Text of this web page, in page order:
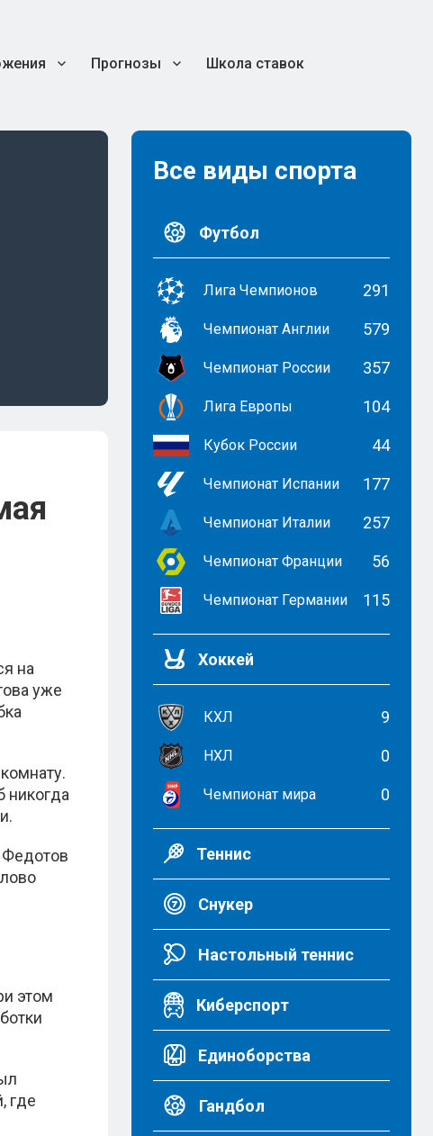
Прогнозы Школа ставок
на
уже
никогда
Федотов
этом
где
Все виды спорта
Футбол
Лига Чемпионов 291
Чемпионат Англии 579
Чемпионат России 357
Лига Европы 104
Кубок России 44
Чемпионат Испании 177
Чемпионат Италии 257
Чемпионат Франции 56
Чемпионат Германии 115
Хоккей
КХЛ 9
НХЛ 0
Чемпионат мира 0
Теннис
Снукер
Настольный теннис
Киберспорт
Единоборства
Гандбол